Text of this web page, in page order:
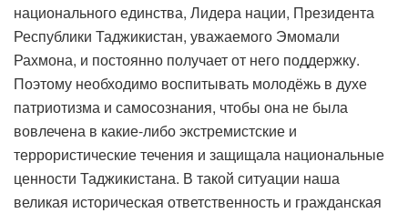
национального единства, Лидера нации, Президента
Республики Таджикистан, уважаемого Эмомали
Рахмона, и постоянно получает от него поддержку.
Поэтому необходимо воспитывать молодёжь в духе
патриотизма и самосознания, чтобы она не была
вовлечена в какие-либо экстремистские и
террористические течения и защищала национальные
ценности Таджикистана. В такой ситуации наша
великая историческая ответственность и гражданская